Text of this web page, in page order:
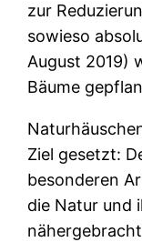
zur
sowieso
August 2019)
Bäume
Ziel gesetzt:
besonderen
die Natur und